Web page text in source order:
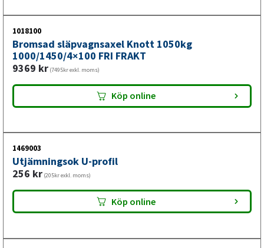
1018100
Bromsad släpvagnsaxel Knott 1050kg
1000/1450/4×100 FRI FRAKT
9369 kr (7495kr exkl. moms)
Köp online
1469003
Utjämningsok U-profil
256 kr (205kr exkl. moms)
Köp online